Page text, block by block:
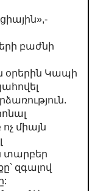
բաժնի
Կապի
միայն
տարբեր
զգալով